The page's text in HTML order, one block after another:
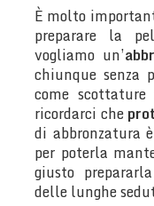
È molto
preparare la
vogliamo un’
chiunque senza
come scottature
ricordarci che
di abbronzatura
per poterla
giusto
delle lunghe